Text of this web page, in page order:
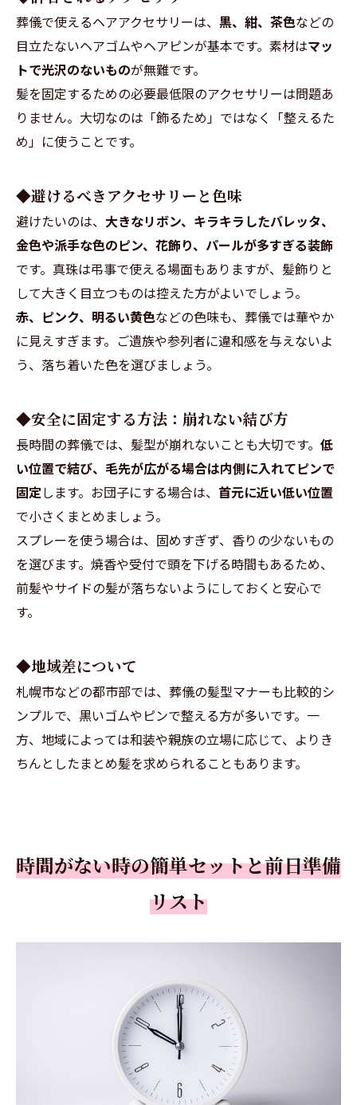
葬儀で使えるヘアアクセサリーは、 黒、紺、茶色などの
目立たないヘアゴムやヘアピンが基本です。素材はマッ
トで光沢のないものが無難です。
髪を固定するための必要最低限のアクセサリーは問題あ
りません。大切なのは「飾るため」ではなく「整えるた
め」に使うことです。
◆避けるべきアクセサリーと色味
避けたいのは、 大きなリボン、キラキラしたバレッタ、
金色や派手な色のピン、花飾り、パールが多すぎる装飾
です。真珠は弔事で使える場面もありますが、髪飾りと
して大きく目立つものは控えた方がよいでしょう。
赤、ピンク、明るい黄色などの色味も、葬儀では華やか
に見えすぎます。ご遺族や参列者に違和感を与えないよ
う、落ち着いた色を選びましょう。
◆安全に固定する方法：崩れない結び方
長時間の葬儀では、髪型が崩れないことも大切です。 低
い位置で結び、毛先が広がる場合は内側に入れてピンで
固定します。お団子にする場合は、 首元に近い低い位置
で小さくまとめましょう。
スプレーを使う場合は、固めすぎず、香りの少ないもの
を選びます。焼香や受付で頭を下げる時間もあるため、
前髪やサイドの髪が落ちないようにしておくと安心で
す。
◆地域差について
札幌市などの都市部では、葬儀の髪型マナーも比較的シ
ンプルで、黒いゴムやピンで整える方が多いです。一
方、地域によっては和装や親族の立場に応じて、よりき
ちんとしたまとめ髪を求められることもあります。
時間がない時の簡単セットと前日準備
リスト